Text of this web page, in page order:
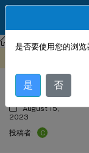
NetScaler
平衡
August 15,
2023
投稿者:
C
是否要使用您的浏
是 否